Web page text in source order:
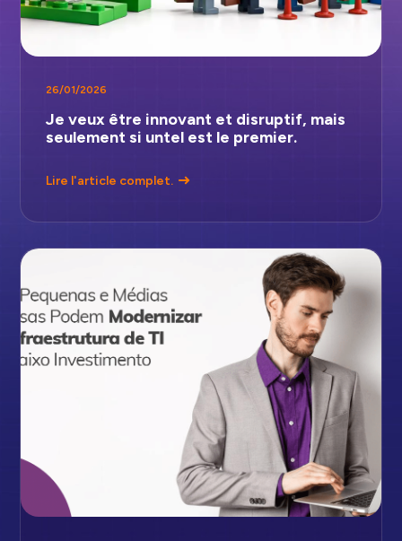
26/01/2026
Je veux être innovant et disruptif, mais
seulement si untel est le premier.
Lire l'article complet.